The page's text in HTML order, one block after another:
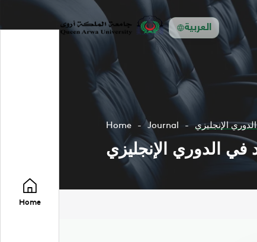
العربية
Home
Home Journal الإنجليزي
الدوري الإنجليزي